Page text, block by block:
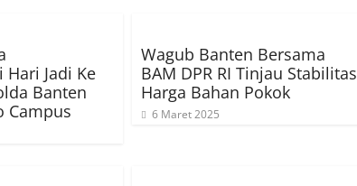
Jadi Ke
Banten
Campus
Wagub Banten Bersama
BAM DPR RI Tinjau Stabilitas
Harga Bahan Pokok
6 Maret 2025